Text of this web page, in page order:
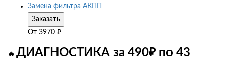
Замена фильтра АКПП
Заказать
От 3970 ₽
🔥 ДИАГНОСТИКА за 490₽ по 43